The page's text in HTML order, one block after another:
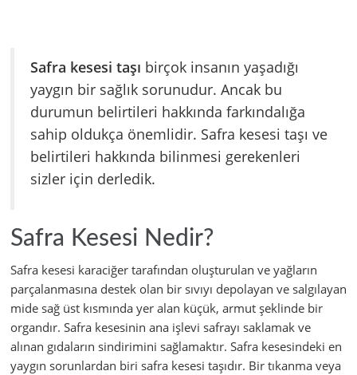
Safra kesesi taşı birçok insanın yaşadığı
yaygın bir sağlık sorunudur. Ancak bu
durumun belirtileri hakkında farkındalığa
sahip oldukça önemlidir. Safra kesesi taşı ve
belirtileri hakkında bilinmesi gerekenleri
sizler için derledik.
Safra Kesesi Nedir?
Safra kesesi karaciğer tarafından oluşturulan ve yağların
parçalanmasına destek olan bir sıvıyı depolayan ve salgılayan
mide sağ üst kısmında yer alan küçük, armut şeklinde bir
organdır. Safra kesesinin ana işlevi safrayı saklamak ve
alınan gıdaların sindirimini sağlamaktır. Safra kesesindeki en
yaygın sorunlardan biri safra kesesi taşıdır. Bir tıkanma veya